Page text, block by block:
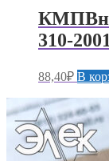
310-2001
88,40₽ В